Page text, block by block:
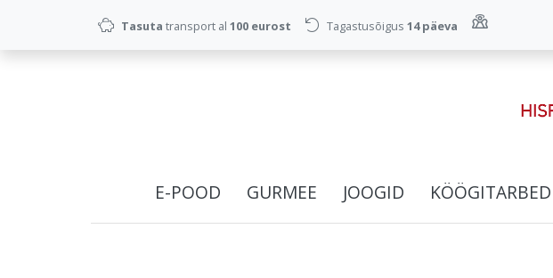
Tasuta transport al 100 eurost Tagastusõigus 14 päeva
E-POOD GURMEE JOOGID KÖÖGITARBED